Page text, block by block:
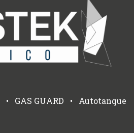
• GAS GUARD • Autotanque